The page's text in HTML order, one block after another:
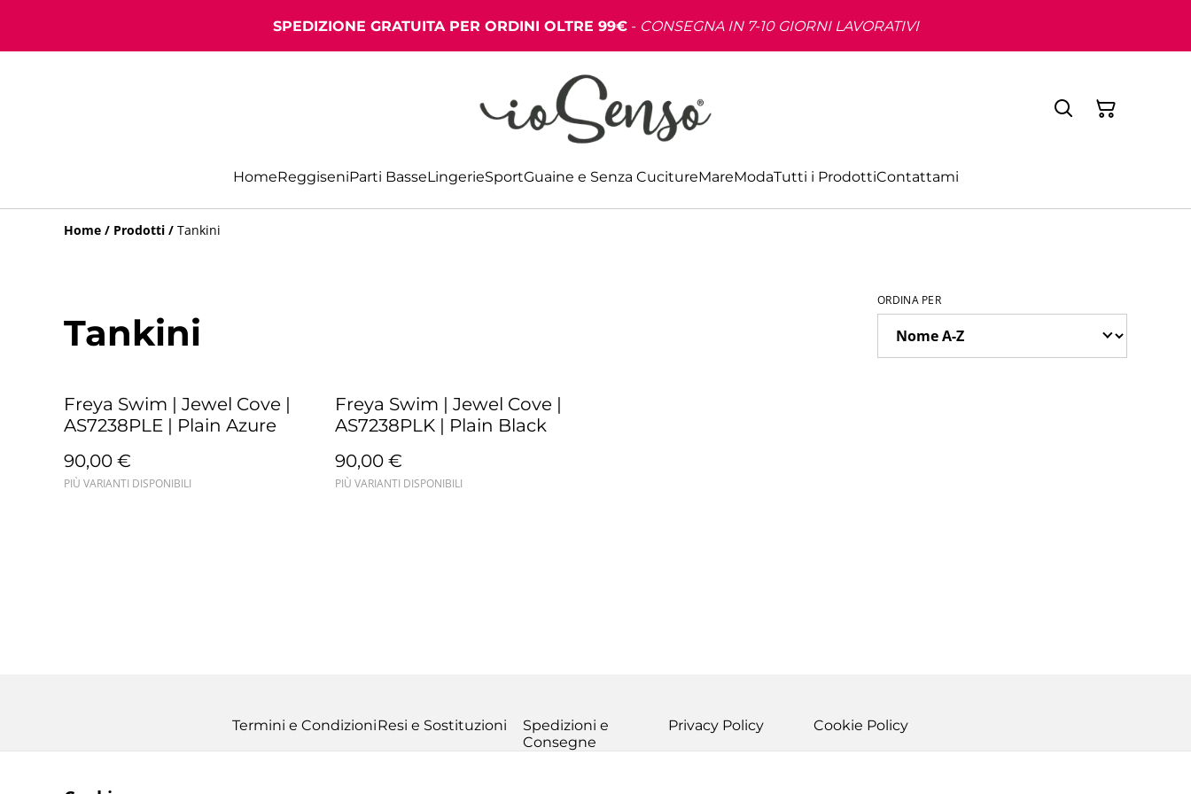
SPEDIZIONE GRATUITA PER ORDINI OLTRE 99€- CONSEGNA IN 7-10 GIORNI LAVORATIVI
HomeReggiseniParti BasseLingerieSportGuaine e Senza CucitureMareModaTutti i ProdottiContattami
Home / Prodotti / Tankini
Tankini
ORDINA PER
Freya Swim | Jewel Cove |
AS7238PLE | Plain Azure
90,00 €
PIÙ VARIANTI DISPONIBILI
Freya Swim | Jewel Cove |
AS7238PLK | Plain Black
90,00 €
PIÙ VARIANTI DISPONIBILI
Termini e CondizioniResi e Sostituzioni
Spedizioni e
Consegne
Privacy Policy Cookie Policy